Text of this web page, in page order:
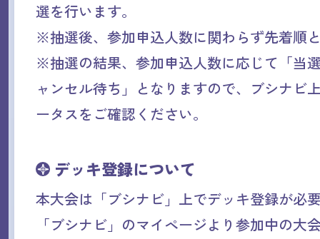
選を行います。
※抽選後、参加申込人数に関わらず先着順
※抽選の結果、参加申込人数に応じて「当
ャンセル待ち」となりますので、ブシナビ
ータスをご確認ください。
デッキ登録について
本大会は「ブシナビ」上でデッキ登録が必
「ブシナビ」のマイページより参加中の大